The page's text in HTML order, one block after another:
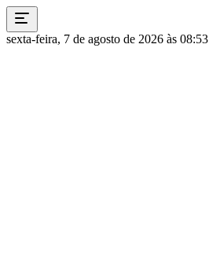
sexta-feira, 7 de agosto de 2026 às 08:53